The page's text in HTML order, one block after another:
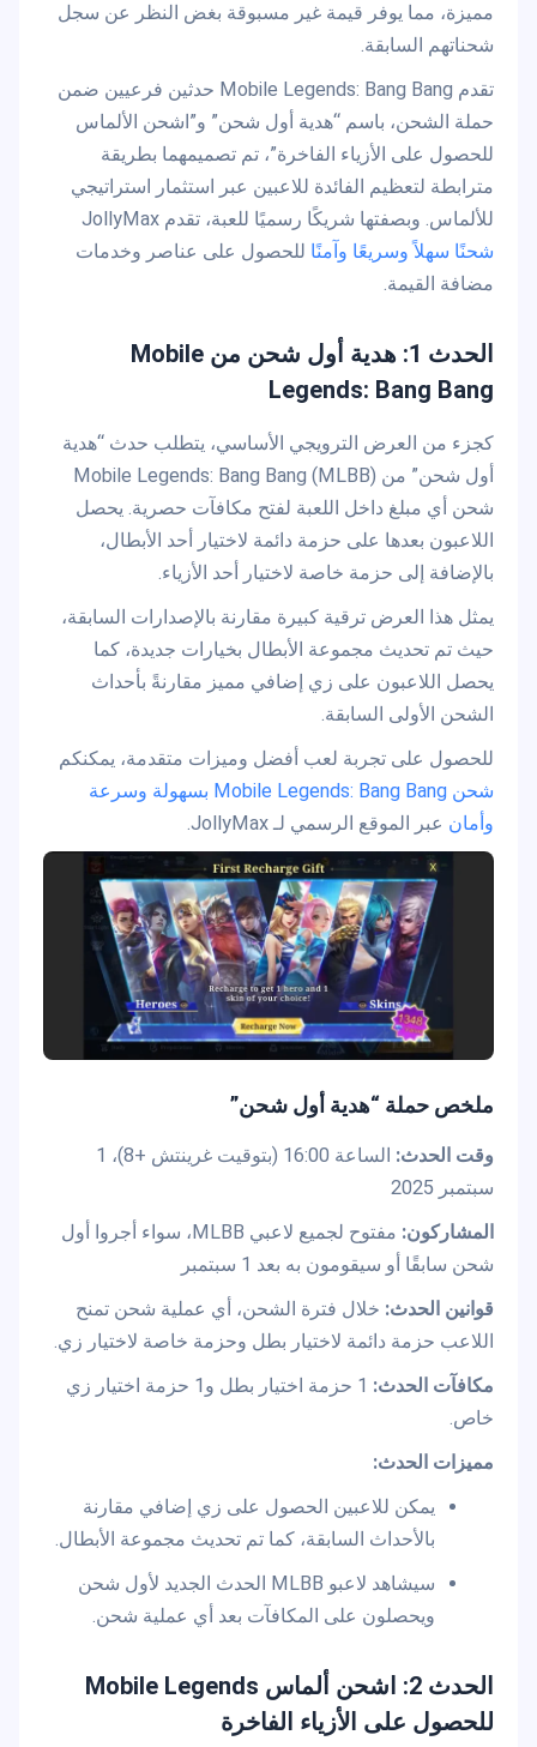
مميزة، مما يوفر قيمة غير مسبوقة بغض النظر عن سجل
شحناتهم السابقة.
تقدم Mobile Legends: Bang Bang حدثين فرعيين ضمن
حملة الشحن، باسم “هدية أول شحن” و”اشحن الألماس
للحصول على الأزياء الفاخرة”، تم تصميمهما بطريقة
مترابطة لتعظيم الفائدة للاعبين عبر استثمار استراتيجي
للألماس. وبصفتها شريكًا رسميًا للعبة، تقدم JollyMax
شحنًا سهلاً وسريعًا وآمنًا للحصول على عناصر وخدمات
مضافة القيمة.
الحدث 1: هدية أول شحن من Mobile
Legends: Bang Bang
كجزء من العرض الترويجي الأساسي، يتطلب حدث “هدية
أول شحن” من Mobile Legends: Bang Bang (MLBB)
شحن أي مبلغ داخل اللعبة لفتح مكافآت حصرية. يحصل
اللاعبون بعدها على حزمة دائمة لاختيار أحد الأبطال،
بالإضافة إلى حزمة خاصة لاختيار أحد الأزياء.
يمثل هذا العرض ترقية كبيرة مقارنة بالإصدارات السابقة،
حيث تم تحديث مجموعة الأبطال بخيارات جديدة، كما
يحصل اللاعبون على زي إضافي مميز مقارنةً بأحداث
الشحن الأولى السابقة.
للحصول على تجربة لعب أفضل وميزات متقدمة، يمكنكم
شحن Mobile Legends: Bang Bang بسهولة وسرعة
وأمان عبر الموقع الرسمي لـ JollyMax.
ملخص حملة “هدية أول شحن”
وقت الحدث:
الساعة 16:00 (بتوقيت غرينتش +8)، 1
سبتمبر 2025
المشاركون:
مفتوح لجميع لاعبي MLBB، سواء أجروا أول
شحن سابقًا أو سيقومون به بعد 1 سبتمبر
قوانين الحدث: خلال فترة الشحن، أي عملية شحن تمنح
اللاعب حزمة دائمة لاختيار بطل وحزمة خاصة لاختيار زي.
مكافآت الحدث:
1 حزمة اختيار بطل و1 حزمة اختيار زي
خاص.
مميزات الحدث:
يمكن للاعبين الحصول على زي إضافي مقارنة
بالأحداث السابقة، كما تم تحديث مجموعة الأبطال.
سيشاهد لاعبو MLBB الحدث الجديد لأول شحن
ويحصلون على المكافآت بعد أي عملية شحن.
الحدث 2: اشحن ألماس Mobile Legends
للحصول على الأزياء الفاخرة